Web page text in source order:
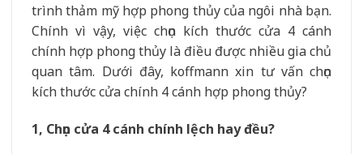
trình thảm mỹ hợp phong thủy của ngôi nhà bạn.
Chính vì vậy, việc chọn kích thước cửa 4 cánh
chính hợp phong thủy là điều được nhiều gia chủ
quan tâm. Dưới đây, koffmann xin tư vấn chọn
kích thước cửa chính 4 cánh hợp phong thủy?
1, Chọn cửa 4 cánh chính lệch hay đều?